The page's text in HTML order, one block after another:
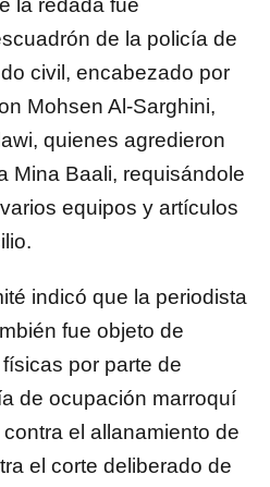
la redada fue
de la policía de
civil, encabezado por
Mohsen Al-Sarghini,
quienes agredieron
Mina Baali, requisándole
equipos y artículos
indicó que la periodista
fue objeto de
por parte de
de ocupación marroquí
el allanamiento de
el corte deliberado de